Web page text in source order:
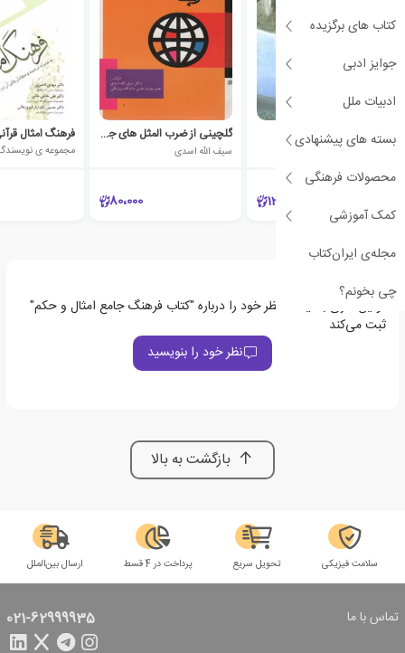
کتاب های برگزیده
جوایز ادبی
ادبیات ملل
بسته های پیشنهادی
محصولات فرهنگی
کمک آموزشی
مجله‌ی ایران‌کتاب
چی بخونم؟
فیل هوا کردن!
لیلا اسدیان
12،000
گلچینی از ضرب المثل های جهان
سیف الله اسدی
80،000
فرهنگ امثال
مجموعه ی
اولین نفری باشید که نظر خود را درباره "کتاب فرهنگ جامع امثال و حکم"
ثبت می‌کند
نظر خود را بنویسید
بازگشت به بالا
سلامت فیزیکی تحویل سریع پرداخت در 4 قسط ارسال بین‌الملل
تماس با ما 021-62999935